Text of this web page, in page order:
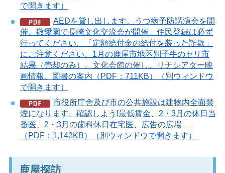
で開きます）
AEDを貸し出します、うつ病予防講演会を開
催、敬愛園で長崎文化交流会が開催、住民登録は必ず
行ってください、「定額給付金の給付を装った詐欺」
にご注意ください、1月の鹿屋市地区別子牛のセリ市
結果（売却のみ）、文化会館の催し、リナシアター映
画情報、図書の案内（PDF：711KB）（別ウィンドウ
で開きます）
市役所庁舎及び市の公共施設は建物内全面禁
煙になります、確認しよう!最低賃金、2・3月の休日当
番医、2・3月の歯科休日在宅医、広告の広場
（PDF：1,142KB）（別ウィンドウで開きます）
鹿屋探訪